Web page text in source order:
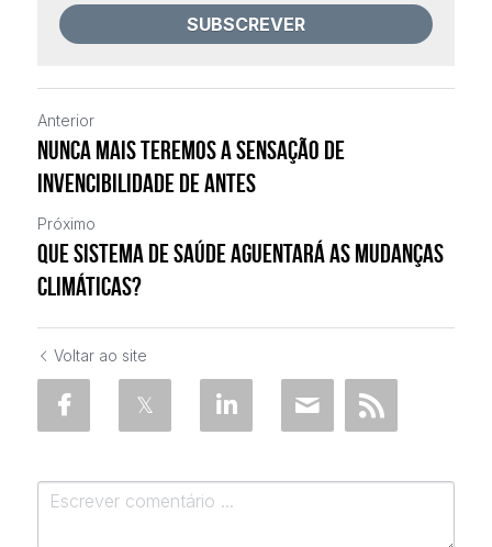
SUBSCREVER
Anterior
Nunca mais teremos a sensação de
invencibilidade de antes
Próximo
Que sistema de saúde aguentará as mudanças
climáticas?
Voltar ao site